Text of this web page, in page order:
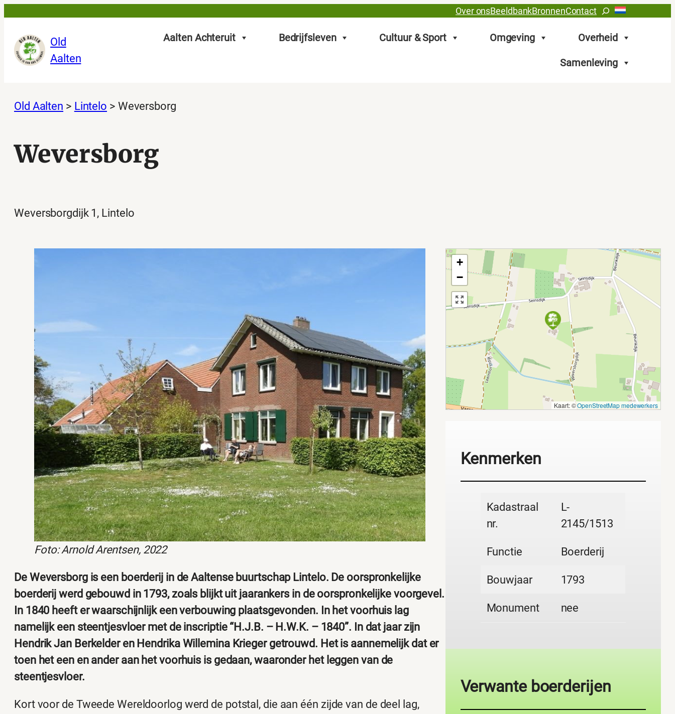
de
inhoud
Over onsBeeldbankBronnenContactZoeken
Old
Aalten
Aalten Achteruit Bedrijfsleven Cultuur & Sport Omgeving Overheid
Samenleving
Old Aalten > Lintelo > Weversborg
Weversborg
Weversborgdijk 1, Lintelo
Foto: Arnold Arentsen, 2022
De Weversborg is een boerderij in de Aaltense buurtschap Lintelo. De oorspronkelijke
boerderij werd gebouwd in 1793, zoals blijkt uit jaarankers in de oorspronkelijke voorgevel.
In 1840 heeft er waarschijnlijk een verbouwing plaatsgevonden. In het voorhuis lag
namelijk een steentjesvloer met de inscriptie “H.J.B. – H.W.K. – 1840”. In dat jaar zijn
Hendrik Jan Berkelder en Hendrika Willemina Krieger getrouwd. Het is aannemelijk dat er
toen het een en ander aan het voorhuis is gedaan, waaronder het leggen van de
steentjesvloer.
Kort voor de Tweede Wereldoorlog werd de potstal, die aan één zijde van de deel lag,
+
−
Kaart: ©OpenStreetMap medewerkers
Kenmerken
Kadastraal
nr.
L-
2145/1513
Functie Boerderij
Bouwjaar 1793
Monument nee
Verwante boerderijen